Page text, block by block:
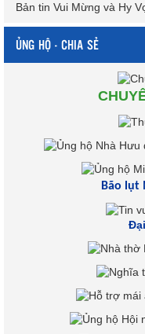
Bản tin Vui Mừng và Hy
ỦNG HỘ - CHIA SẺ
Bão lụt